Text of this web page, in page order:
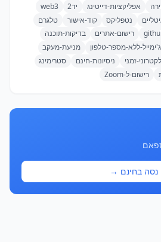
אפליקציות-דייטינג יד2
web3
נטפליקס קוד-אישור
טלגרם
רישום-אתרים
בדיקות-תוכנה
ג'ימייל-ללא-מספר-טלפון
מניעת-מעקב
זמני ניסיונות-חינם
סטרימינג
רישום-ל-Zoom
נסה בחינם →